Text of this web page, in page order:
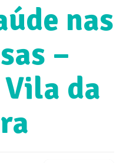
nas
–
da